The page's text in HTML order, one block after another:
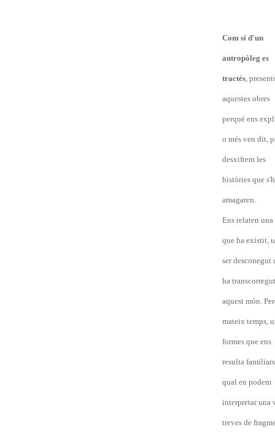
Com si d'un
antropòleg es
tractés,
aquestes obres
perquè ens
o més ven dit,
desxifrem les
històries que
amagaren.
Ens relaten
que ha existit,
ser desconegut
ha
aquest món.
mateix temps,
formes que ens
resulta
qual en podem
interpretar una
treves de